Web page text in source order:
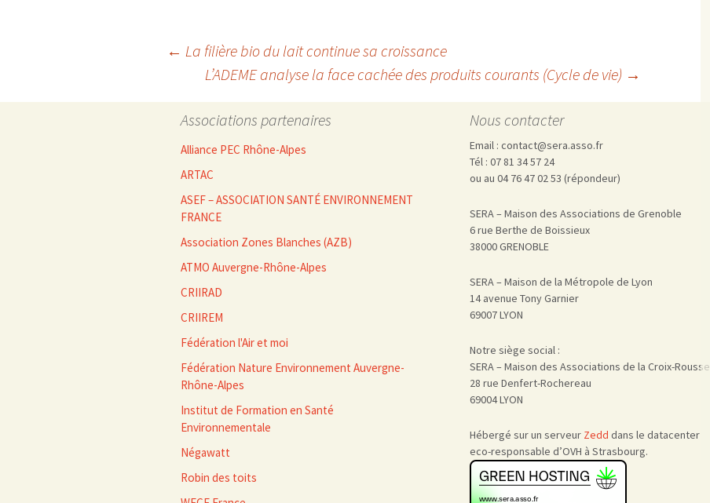
Vie sociale
Navigation
des
← La filière bio du lait continue sa croissance
L’ADEME analyse la face cachée des produits courants (Cycle de vie) →
Associations partenaires
Alliance PEC Rhône-Alpes
ARTAC
ASEF – ASSOCIATION SANTÉ ENVIRONNEMENT
FRANCE
Association Zones Blanches (AZB)
ATMO Auvergne-Rhône-Alpes
CRIIRAD
CRIIREM
Fédération l'Air et moi
Fédération Nature Environnement Auvergne-
Rhône-Alpes
Institut de Formation en Santé
Environnementale
Négawatt
Robin des toits
Nous contacter
Email : contact@sera.asso.fr
Tél : 07 81 34 57 24
ou au 04 76 47 02 53 (répondeur)
SERA – Maison des Associations de Grenoble
6 rue Berthe de Boissieux
38000 GRENOBLE
SERA – Maison de la Métropole de Lyon
14 avenue Tony Garnier
69007 LYON
Notre siège social :
SERA – Maison des Associations de la Croix-Rousse
28 rue Denfert-Rochereau
69004 LYON
Hébergé sur un serveur Zedd dans le datacenter
eco-responsable d’OVH à Strasbourg.